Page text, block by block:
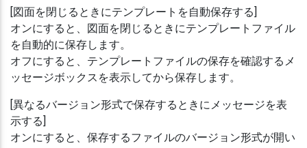
[図面を閉じるときにテンプレートを自動保存する]
オンにすると、図面を閉じるときにテンプレートファイル
を自動的に保存します。
オフにすると、テンプレートファイルの保存を確認するメ
ッセージボックスを表示してから保存します。
[異なるバージョン形式で保存するときにメッセージを表
示する]
オンにすると、保存するファイルのバージョン形式が開い